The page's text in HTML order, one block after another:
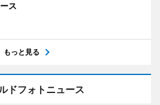
ス
もっと見る
ドフォトニュース